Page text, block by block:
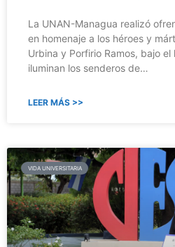
La UNAN-Managua realizó
en homenaje a los héroes y
Urbina y Porfirio Ramos, bajo el
iluminan los senderos de…
LEER MÁS >>
VIDA UNIVERSITARIA